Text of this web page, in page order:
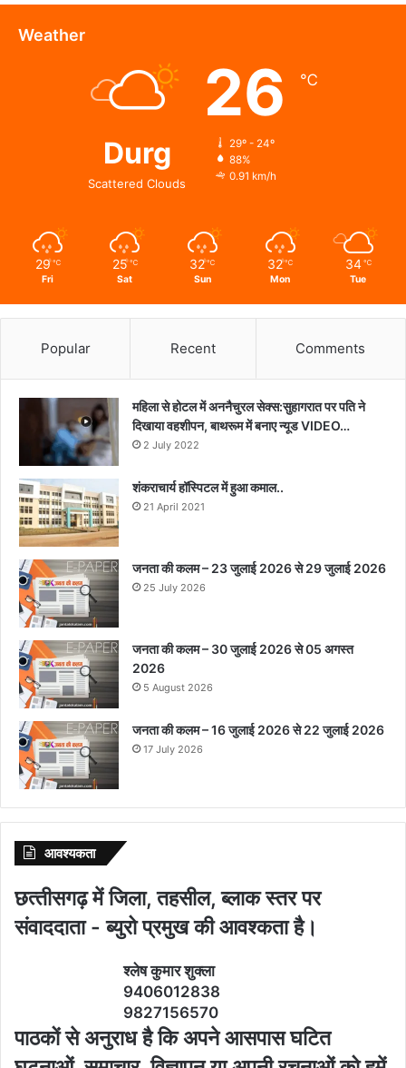
पहल…
Weather
Durg
Scattered Clouds
26 ℃
29º - 24º
88%
0.91 km/h
29 ℃
Fri
25 ℃
Sat
32 ℃
Sun
32 ℃
Mon
34 ℃
Tue
Popular Recent Comments
महिला से होटल में अननैचुरल सेक्स:सुहागरात पर पति ने
दिखाया वहशीपन, बाथरूम में बनाए न्यूड VIDEO…
2 July 2022
शंकराचार्य हॉस्पिटल में हुआ कमाल..
21 April 2021
जनता की कलम – 23 जुलाई 2026 से 29 जुलाई 2026
25 July 2026
जनता की कलम – 30 जुलाई 2026 से 05 अगस्त
2026
5 August 2026
जनता की कलम – 16 जुलाई 2026 से 22 जुलाई 2026
17 July 2026
आवश्‍यकता
छत्‍तीसगढ़ में जिला, तहसील, ब्‍लाक स्‍तर पर
संवाददाता - ब्‍युरो प्रमुख की आवश्‍कता है।
श्‍लेष कुमार शुक्‍ला
9406012838
9827156570
पाठकों से अनुराध है कि अपने आसपास घटित